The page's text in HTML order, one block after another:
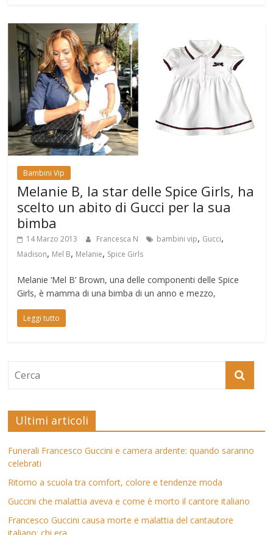
Bambini Vip
Melanie B, la star delle Spice Girls, ha
scelto un abito di Gucci per la sua
bimba
14 Marzo 2013 Francesca N bambini vip, Gucci,
Madison, Mel B, Melanie, Spice Girls
Melanie ‘Mel B’ Brown, una delle componenti delle Spice
Girls, è mamma di una bimba di un anno e mezzo,
Leggi tutto
Ultimi articoli
Funerali Francesco Guccini e camera ardente: quando saranno
celebrati
Ritorno a scuola tra comfort, colore e tendenze moda
Guccini che malattia aveva e come è morto il cantore italiano
Francesco Guccini causa morte e malattia del cantautore